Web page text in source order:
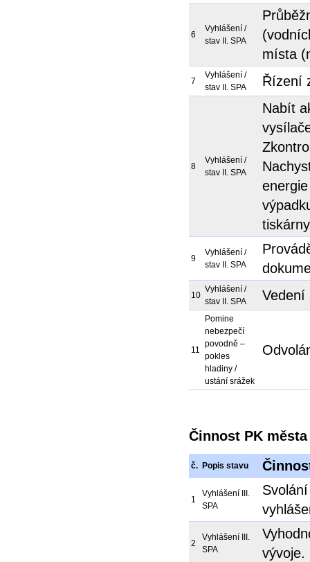
6
Vyhlášení /
stav II. SPA
místa
7
Vyhlášení /
stav II. SPA
Řízení
8
Vyhlášení /
stav II. SPA
Nabít
9
Vyhlášení /
stav II. SPA
10
Vyhlášení /
stav II. SPA
Vedení
11
Pomine
nebezpečí
povodně –
pokles
hladiny /
ustání srážek
Činnost PK
č. Popis stavu
1
Vyhlášení III.
SPA
2
Vyhlášení III.
SPA
vývoje.